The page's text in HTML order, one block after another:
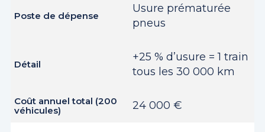
Usure prématurée
pneus
+25 % d’usure = 1 train
tous les 30 000 km
24 000 €